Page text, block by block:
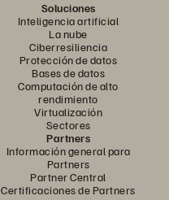
Soluciones
Inteligencia artificial
La nube
Ciberresiliencia
Protección de datos
Bases de datos
Computación de alto
rendimiento
Virtualización
Sectores
Partners
Información general para
Partners
Partner Central
Certificaciones de Partners